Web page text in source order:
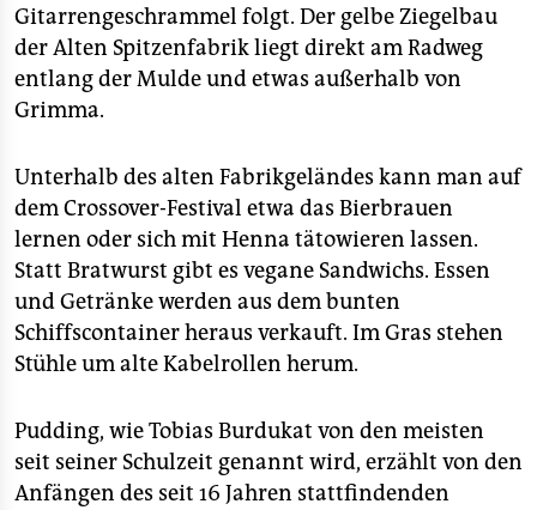
Gitarrengeschrammel folgt. Der gelbe Ziegelbau
der Alten Spitzenfabrik liegt direkt am Radweg
entlang der Mulde und etwas außerhalb von
Grimma.
Unterhalb des alten Fabrikgeländes kann man auf
dem Crossover-Festival etwa das Bierbrauen
lernen oder sich mit Henna tätowieren lassen.
Statt Bratwurst gibt es vegane Sandwichs. Essen
und Getränke werden aus dem bunten
Schiffscontainer heraus verkauft. Im Gras stehen
Stühle um alte Kabelrollen herum.
Pudding, wie Tobias Burdukat von den meisten
seit seiner Schulzeit genannt wird, erzählt von den
Anfängen des seit 16 Jahren stattfindenden